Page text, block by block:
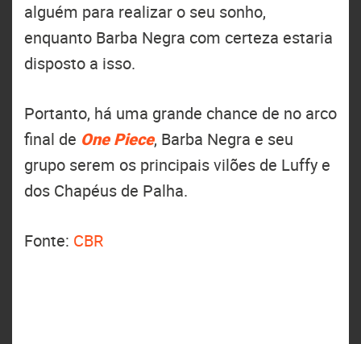
alguém para realizar o seu sonho,
enquanto Barba Negra com certeza estaria
disposto a isso.
Portanto, há uma grande chance de no arco
final de One Piece, Barba Negra e seu
grupo serem os principais vilões de Luffy e
dos Chapéus de Palha.
Fonte: CBR